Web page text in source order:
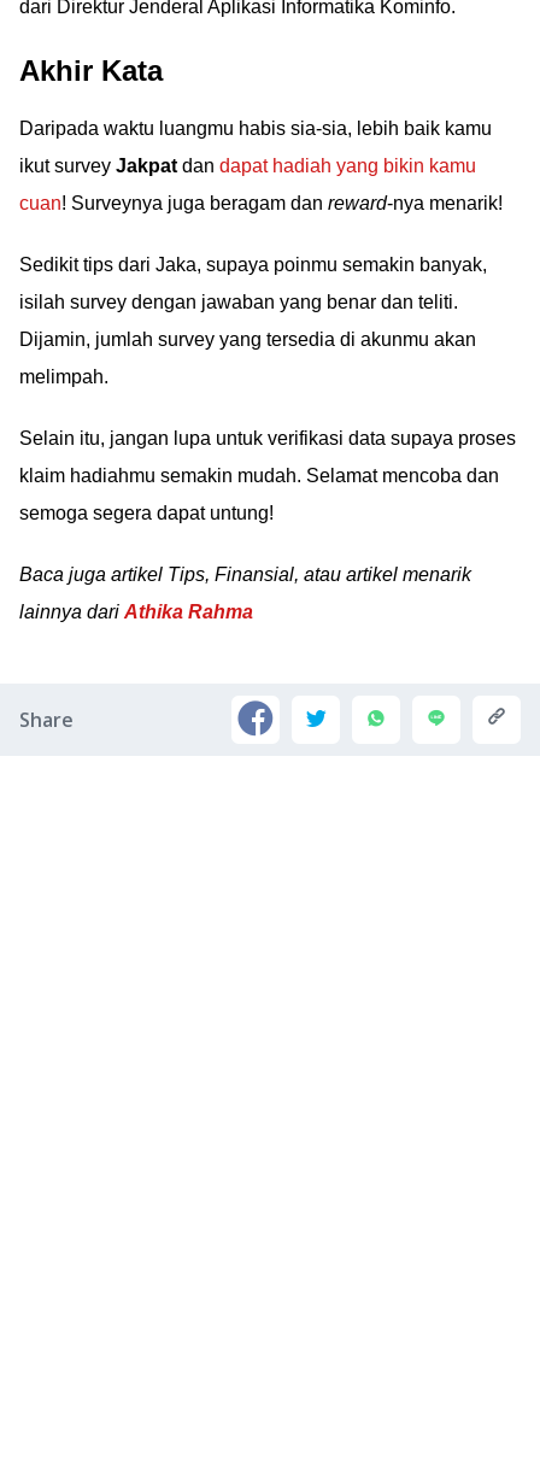
dari Direktur Jenderal Aplikasi Informatika Kominfo.
Akhir Kata
Daripada waktu luangmu habis sia-sia, lebih baik kamu
ikut survey Jakpat dan dapat hadiah yang bikin kamu
cuan! Surveynya juga beragam dan reward-nya menarik!
Sedikit tips dari Jaka, supaya poinmu semakin banyak,
isilah survey dengan jawaban yang benar dan teliti.
Dijamin, jumlah survey yang tersedia di akunmu akan
melimpah.
Selain itu, jangan lupa untuk verifikasi data supaya proses
klaim hadiahmu semakin mudah. Selamat mencoba dan
semoga segera dapat untung!
Baca juga artikel Tips, Finansial, atau artikel menarik
lainnya dari Athika Rahma
Share